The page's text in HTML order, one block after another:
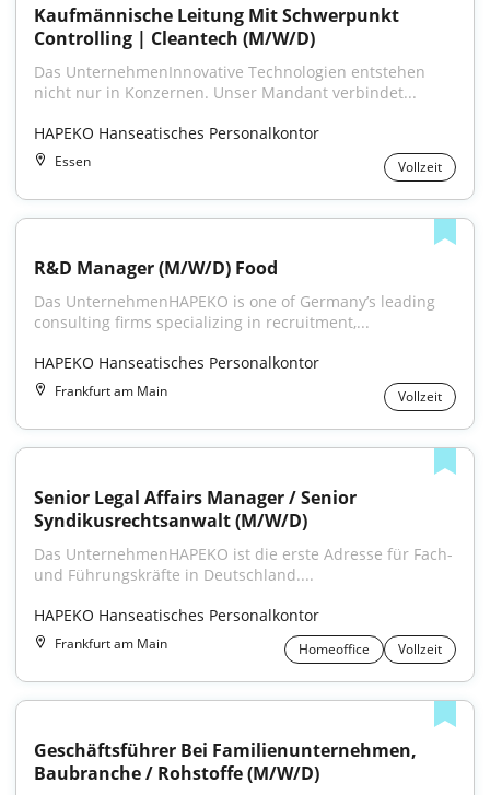
Kaufmännische Leitung Mit Schwerpunkt
Controlling | Cleantech (M/W/D)
Das UnternehmenInnovative Technologien entstehen
nicht nur in Konzernen. Unser Mandant verbindet...
HAPEKO Hanseatisches Personalkontor
Essen Vollzeit
R&D Manager (M/W/D) Food
Das UnternehmenHAPEKO is one of Germany’s leading
consulting firms specializing in recruitment,...
HAPEKO Hanseatisches Personalkontor
Frankfurt am Main Vollzeit
Senior Legal Affairs Manager / Senior
Syndikusrechtsanwalt (M/W/D)
Das UnternehmenHAPEKO ist die erste Adresse für Fach-
und Führungskräfte in Deutschland....
HAPEKO Hanseatisches Personalkontor
Frankfurt am Main Homeoffice Vollzeit
Geschäftsführer Bei Familienunternehmen,
Baubranche / Rohstoffe (M/W/D)